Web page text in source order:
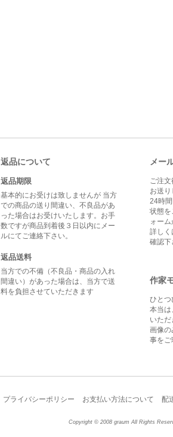
返品について
返品期限
基本的にお受けは致しませんが 当方
での商品の送り間違い、不良品があ
った場合はお受けいたします。お手
数ですが商品到着後３日以内にメー
ルにてご連絡下さい。
返品送料
当方での不備（不良品・商品の入れ
間違い）があった場合は、当方で送
料を負担させていただきます
メー
ご注
お送り
24時
状態を
ォーム
詳しく
確認下
作家
ひとつ
本当は
いただ
画像の
事をご
プライバシーポリシー お支払い方法について 配
Copyright © 2008 graum All Rights